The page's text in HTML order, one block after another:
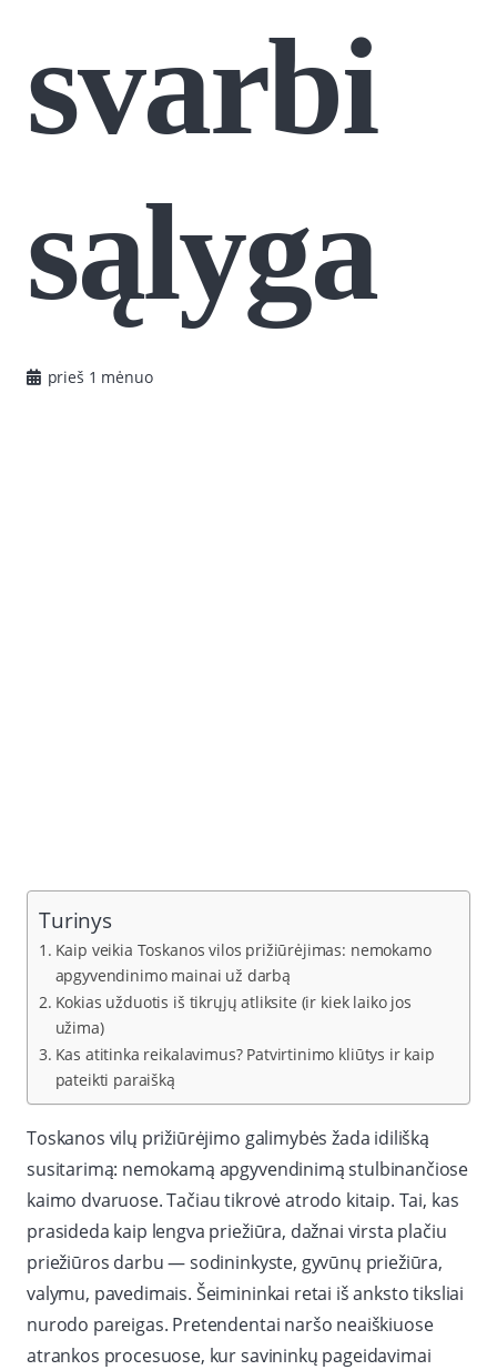
svarbi
sąlyga
prieš 1 mėnuo
Turinys
Kaip veikia Toskanos vilos prižiūrėjimas: nemokamo
apgyvendinimo mainai už darbą
Kokias užduotis iš tikrųjų atliksite (ir kiek laiko jos
užima)
Kas atitinka reikalavimus? Patvirtinimo kliūtys ir kaip
pateikti paraišką
Toskanos vilų prižiūrėjimo galimybės žada idilišką
susitarimą: nemokamą apgyvendinimą stulbinančiose
kaimo dvaruose. Tačiau tikrovė atrodo kitaip. Tai, kas
prasideda kaip lengva priežiūra, dažnai virsta plačiu
priežiūros darbu — sodininkyste, gyvūnų priežiūra,
valymu, pavedimais. Šeimininkai retai iš anksto tiksliai
nurodo pareigas. Pretendentai naršo neaiškiuose
atrankos procesuose, kur savininkų pageidavimai